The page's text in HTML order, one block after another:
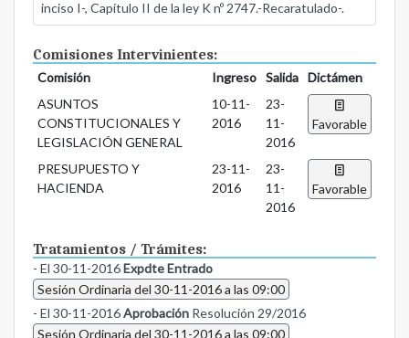
inciso I-, Capítulo II de la ley K nº 2747.-Recaratulado-.
Comisiones Intervinientes:
Comisión Ingreso Salida
Dictámen
ASUNTOS
CONSTITUCIONALES Y
LEGISLACIÓN GENERAL
10-11-
2016
23-
11-
2016
Favorable
PRESUPUESTO Y
HACIENDA
23-11-
2016
23-
11-
2016
Favorable
Tratamientos / Trámites:
- El 30-11-2016Expdte Entrado
Sesión Ordinaria del 30-11-2016 a las 09:00
- El 30-11-2016Aprobación Resolución 29/2016
Sesión Ordinaria del 30-11-2016 a las 09:00